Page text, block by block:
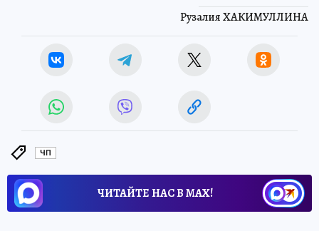
Рузалия ХАКИМУЛЛИНА
ЧП
ЧИТАЙТЕ НАС В МАХ!